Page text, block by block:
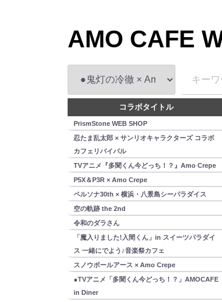
AMO CAFE
コラボタイトル
PrismStone WEB SHOP
忍たま乱太郎 × サンリオキャラクターズ コラボ
カフェリバイバル
TVアニメ『多聞くん今どっち！？』Amo Crepe
P5X＆P3R × Amo Crepe
ペルソナ30th × 横浜・八景島シーパラダイス
空の軌跡 the 2nd
令和のダラさん
「魔入りました!入間くん」in スイーツパラダイ
ス 一緒にでよう♪音楽祭カフェ
スノウボールアース × Amo Crepe
●TVアニメ「多聞くん今どっち！？」AMOCAFE
in Diner